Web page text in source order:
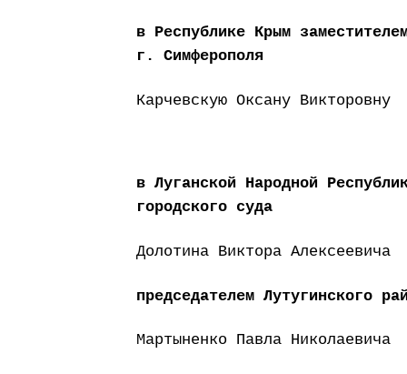
в Республике Крым
г. Симферополя
Карчевскую Оксану Викторовну
в Луганской Народной
городского суда
Долотина Виктора Алексеевича
председателем Лутугинского
Мартыненко Павла Николаевича